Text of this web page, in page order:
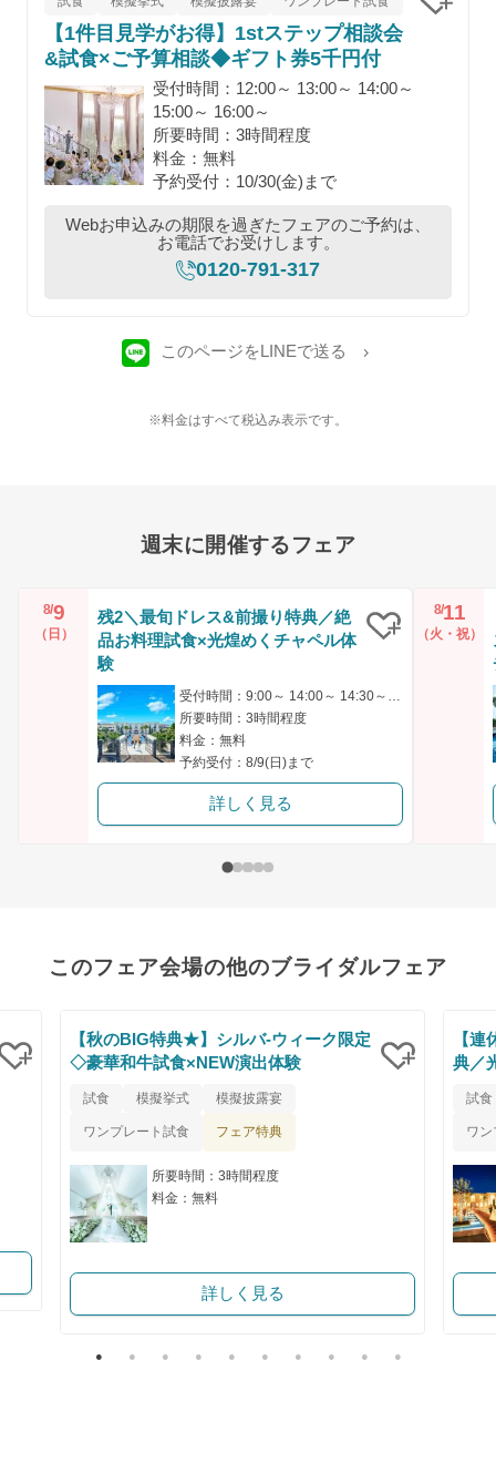
【1件目見学がお得】1stステップ相談会
&試食×ご予算相談◆ギフト券5千円付
受付時間：12:00～ 13:00～ 14:00～
15:00～ 16:00～
所要時間：3時間程度
料金：無料
予約受付：10/30(金)まで
Webお申込みの期限を過ぎたフェアのご予約は、
お電話でお受けします。
0120-791-317
このページをLINEで送る
※料金はすべて税込み表示です。
週末に開催するフェア
8/9
（日）
残2＼最旬ドレス&前撮り特典／絶
品お料理試食×光煌めくチャペル体
験
所要時間：3時間程度
料金：無料
予約受付：8/9(日)まで
詳しく見る
8/11
（火・祝）
このフェア会場の他のブライダルフェア
【秋のBIG特典★】シルバ-ウィーク限定
◇豪華和牛試食×NEW演出体験
試食 模擬挙式 模擬披露宴
ワンプレート試食 フェア特典
所要時間：3時間程度
料金：無料
詳しく見る
【
典／
試食
ワ